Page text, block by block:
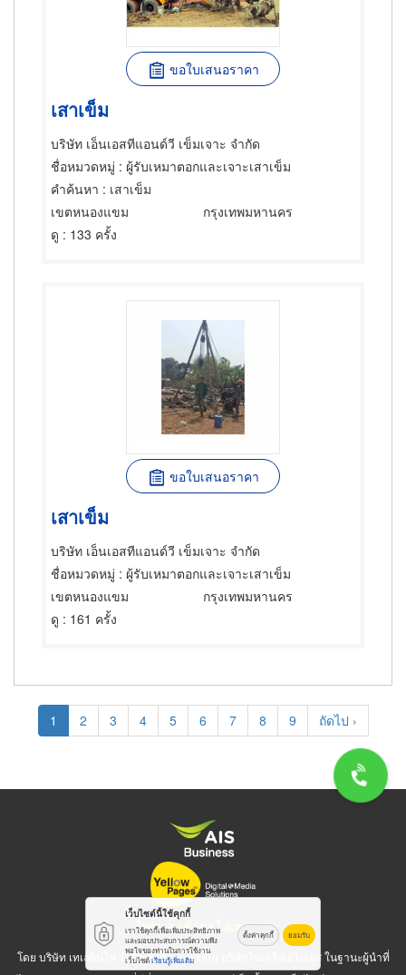
ขอใบเสนอราคา
เสาเข็ม
บริษัท เอ็นเอสทีแอนด์วี เข็มเจาะ จำกัด
ชื่อหมวดหมู่ : ผู้รับเหมาตอกและเจาะเสาเข็ม
คำค้นหา : เสาเข็ม
เขตหนองแขม
กรุงเทพมหานคร
ดู : 133 ครั้ง
ขอใบเสนอราคา
เสาเข็ม
บริษัท เอ็นเอสทีแอนด์วี เข็มเจาะ จำกัด
ชื่อหมวดหมู่ : ผู้รับเหมาตอกและเจาะเสาเข็ม
เขตหนองแขม
กรุงเทพมหานคร
ดู : 161 ครั้ง
Pagination
Current
page
1 Page
2 Page
3 Page
4 Page
5 Page
6 Page
7 Page
8 Page
9
Next
page
ถัดไป ›
ไทยแลนด์ เยลโล่เพจเจส
โดย บริษัท เทเลอินโฟ มีเดีย จำกัด (มหาชน) บริษัทในเครือเอไอเอส ในฐานะผู้นำที่
เว็บไซต์นี้ใช้คุกกี้
เราใช้คุกกี้เพื่อเพิ่มประสิทธิภาพ
และมอบประสบการณ์ความพึง
พอใจของท่านในการใช้งาน
เว็บไซต์เรียนรู้เพิ่มเติม
ตั้งค่าคุกกี้ ยอมรับ